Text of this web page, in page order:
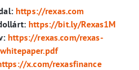
https://rexas.com
https://bit.ly/Rexas1M
https://rexas.com/rexas-
whitepaper.pdf
x.com/rexasfinance